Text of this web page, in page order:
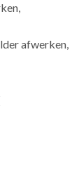
afwerken,